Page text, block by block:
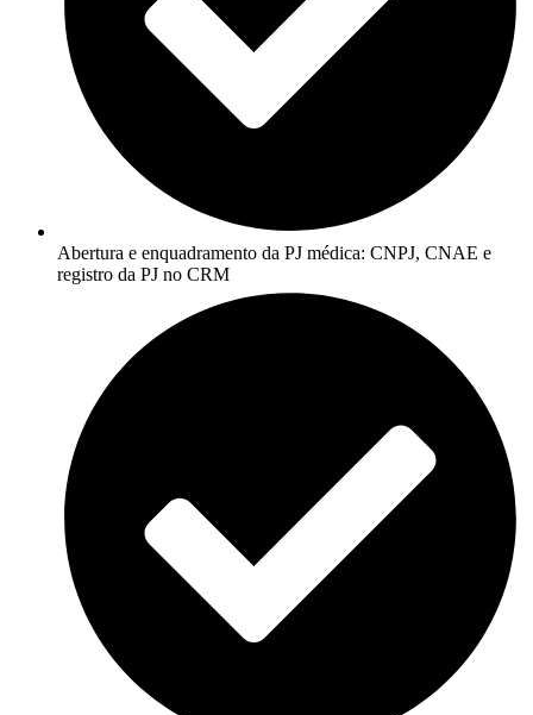
Abertura e enquadramento da PJ médica: CNPJ, CNAE e
registro da PJ no CRM